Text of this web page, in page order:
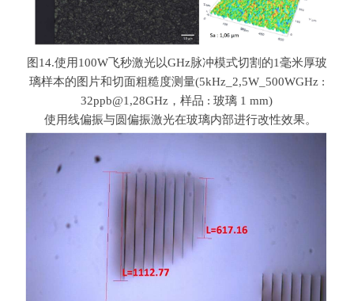
图 14.使用100W飞秒激光以GHz脉冲模式切割的1毫米厚玻
璃样本的图片和切面粗糙度测量(5kHz_2,5W_500WGHz :
32ppb@1,28GHz ，样品 :玻璃 1 mm)
使用线偏振与圆偏振激光在玻璃内部进行改性效果。